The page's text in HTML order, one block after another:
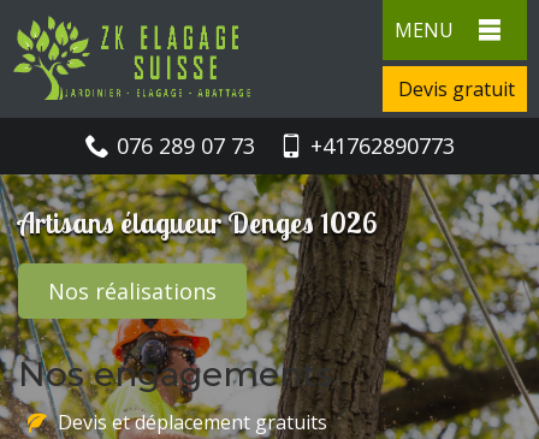
MENU
Devis gratuit
076 289 07 73 +41762890773
Artisans élagueur Denges 1026
Nos réalisations
Nos engagements
Devis et déplacement gratuits